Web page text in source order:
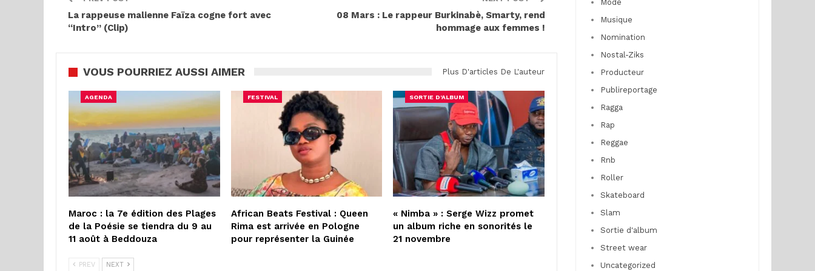
La rappeuse malienne Faïza cogne fort avec
“Intro” (Clip)
08 Mars : Le rappeur Burkinabè, Smarty, rend
hommage aux femmes !
VOUS POURRIEZ AUSSI AIMER Plus D'articles De L'auteur
AGENDA
Maroc : la 7e édition des Plages
de la Poésie se tiendra du 9 au
11 août à Beddouza
FESTIVAL
African Beats Festival : Queen
Rima est arrivée en Pologne
pour représenter la Guinée
SORTIE D'ALBUM
« Nimba » : Serge Wizz promet
un album riche en sonorités le
21 novembre
PREV NEXT
Mode
Musique
Nomination
Nostal-Ziks
Producteur
Publireportage
Ragga
Rap
Reggae
Rnb
Roller
Skateboard
Slam
Sortie d'album
Street wear
Uncategorized